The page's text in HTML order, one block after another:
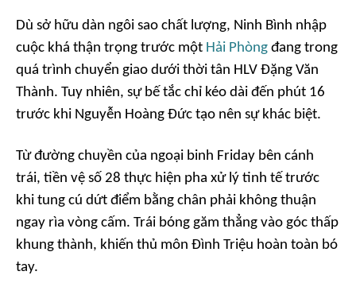
Dù sở hữu dàn ngôi sao chất lượng, Ninh Bình nhập
cuộc khá thận trọng trước một Hải Phòng đang trong
quá trình chuyển giao dưới thời tân HLV Đặng Văn
Thành. Tuy nhiên, sự bế tắc chỉ kéo dài đến phút 16
trước khi Nguyễn Hoàng Đức tạo nên sự khác biệt.
Từ đường chuyền của ngoại binh Friday bên cánh
trái, tiền vệ số 28 thực hiện pha xử lý tinh tế trước
khi tung cú dứt điểm bằng chân phải không thuận
ngay rìa vòng cấm. Trái bóng găm thẳng vào góc thấp
khung thành, khiến thủ môn Đình Triệu hoàn toàn bó
tay.